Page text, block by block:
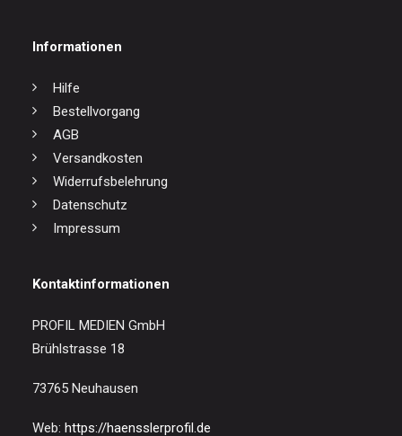
Informationen
Hilfe
Bestellvorgang
AGB
Versandkosten
Widerrufsbelehrung
Datenschutz
Impressum
Kontaktinformationen
PROFIL MEDIEN GmbH
Brühlstrasse 18
73765 Neuhausen
Web: https://haensslerprofil.de